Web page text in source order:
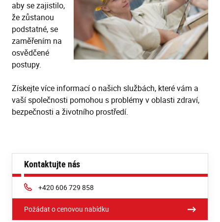
aby se zajistilo,
že zůstanou
podstatné, se
zaměřením na
osvědčené
postupy.
Získejte více informací o našich službách, které vám a
vaší společnosti pomohou s problémy v oblasti zdraví,
bezpečnosti a životního prostředí.
Kontaktujte nás
Phone:
+420 606 729 858
Požádat o cenovou nabídku